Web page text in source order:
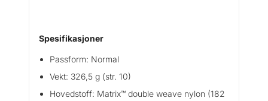
Spesifikasjoner
Passform: Normal
Vekt: 326,5 g (str. 10)
Hovedstoff: Matrix™ double weave nylon (182